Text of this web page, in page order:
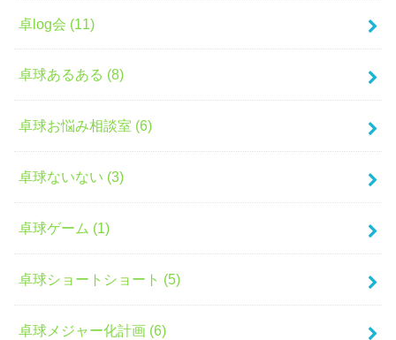
卓log会 (11)
卓球あるある (8)
卓球お悩み相談室 (6)
卓球ないない (3)
卓球ゲーム (1)
卓球ショートショート (5)
卓球メジャー化計画 (6)